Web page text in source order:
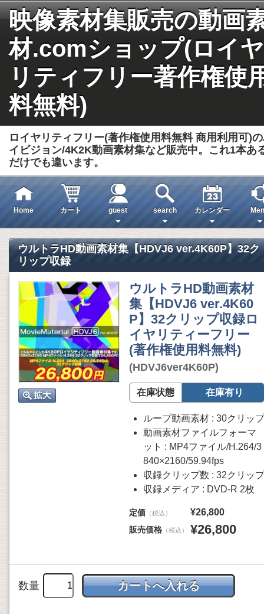
映像素材集販売の動画
材.comショップ(ロイヤ
リティフリー著作権使
料無料)
ロイヤリティフリー(著作権使用料無料 商用利用可)
イビジョン/4K2K動画素材集など販売中。これ1本あ
だけでも違います。
Home カート guest search カレンダー
ウルトラHD動画素材集【HDVJ6 ver.4K60P】32ク
リップ収録
ウルトラHD動画素材
集【HDVJ6 ver.4K60
P】32クリップ収録ロ
イヤリティーフリー
(著作権使用料無料)
(HDVJ6ver4K60P)
在庫状態 在庫有り
ループ動画素材 : 30クリップ
動画素材ファイルフォーマ
ット : MP4ファイル/H.264/3
840×2160/59.94fps
収録クリップ数 : 32クリップ
収録メディア : DVD-R 2枚
定価 （税込） ¥26,800
販売価格 （税込） ¥26,800
数量